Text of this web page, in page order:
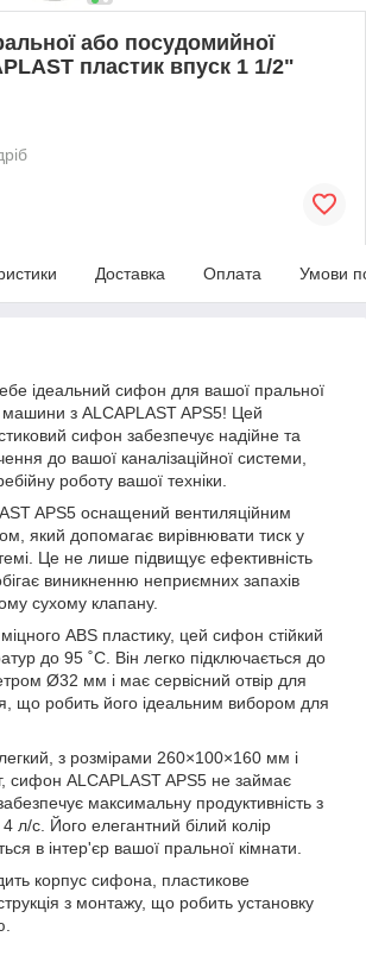
або посудомийної
пластик впуск 1 1/2"
Доставка Оплата Умови
ідеальний сифон для вашої пральної
з ALCAPLAST APS5! Цей
сифон забезпечує надійне та
до вашої каналізаційної системи,
роботу вашої техніки.
APS5 оснащений вентиляційним
який допомагає вирівнювати тиск у
Це не лише підвищує ефективність
виникненню неприємних запахів
сухому клапану.
ABS пластику, цей сифон стійкий
до 95 ˚C. Він легко підключається до
Ø32 мм і має сервісний отвір для
що робить його ідеальним вибором для
з розмірами 260×100×160 мм і
сифон ALCAPLAST APS5 не займає
максимальну продуктивність з
л/с. Його елегантний білий колір
в інтер'єр вашої пральної кімнати.
корпус сифона, пластикове
з монтажу, що робить установку